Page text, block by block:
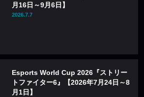
月16日～9月6日】
2026.7.7
Esports World Cup 2026『ストリー
トファイター6』【2026年7月24日～8
月1日】